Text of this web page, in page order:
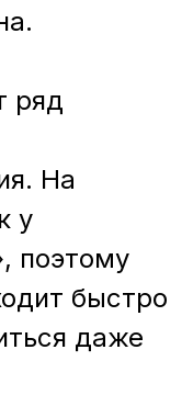
ряд
На
у
поэтому
быстро
даже